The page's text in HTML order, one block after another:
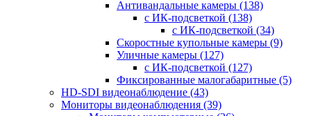
Антивандальные камеры (138)
с ИК-подсветкой (138)
с ИК-подсветкой (34)
Скоростные купольные камеры (9)
Уличные камеры (127)
с ИК-подсветкой (127)
Фиксированные малогабаритные (5)
HD-SDI видеонаблюдение (43)
Мониторы видеонаблюдения (39)